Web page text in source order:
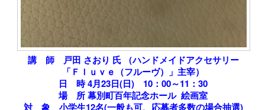
講 師 戸田 さおり 氏 （ハンドメイドアクセサリー
「Ｆｌｕｖｅ（フルーヴ）」主宰）
日 時4月23日(日) 10 ：00～11 ：30
場 所幕別町百年記念ホール絵画室
対 象小学生12名(一般も可、応募者多数の場合抽選)